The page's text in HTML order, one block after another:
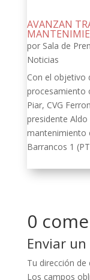
AVANZAN
por Sala de
Noticias
Con el objetivo
procesamiento
Piar, CVG
presidente
mantenimiento
Barrancos 1
0
Enviar
Tu dirección
Los campos